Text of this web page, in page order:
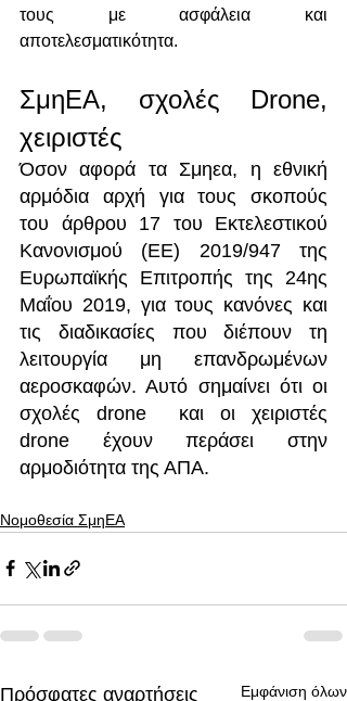
τους με ασφάλεια και
αποτελεσματικότητα.
ΣμηΕΑ, σχολές Drone,
χειριστές
Όσον αφορά τα Σμηεα, η εθνική
αρμόδια αρχή για τους σκοπούς
του άρθρου 17 του Εκτελεστικού
Κανονισμού (ΕΕ) 2019/947 της
Ευρωπαϊκής Επιτροπής της 24ης
Μαΐου 2019, για τους κανόνες και
τις διαδικασίες που διέπουν τη
λειτουργία μη επανδρωμένων
αεροσκαφών. Αυτό σημαίνει ότι οι
σχολές drone  και οι χειριστές
drone έχουν περάσει στην
αρμοδιότητα της ΑΠΑ.
Νομοθεσία ΣμηΕΑ
Πρόσφατες αναρτήσεις Εμφάνιση όλων